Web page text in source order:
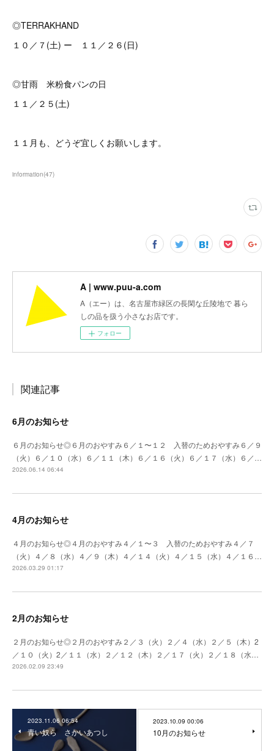
◎TERRAKHAND
１０／７(土) ー １１／２６(日)
◎甘雨 米粉食パンの日
１１／２５(土)
１１月も、どうぞ宜しくお願いします。
information(47)
A | www.puu-a.com
A（エー）は、名古屋市緑区の長閑な丘陵地で 暮ら
しの品を扱う小さなお店です。
フォロー
関連記事
6月のお知らせ
６月のお知らせ◎６月のおやすみ６／１〜１２ 入替のためおやすみ６／９
（火）６／１０（水）６／１１（木）６／１６（火）６／１７（水）６／…
2026.06.14 06:44
4月のお知らせ
４月のお知らせ◎４月のおやすみ４／１〜３ 入替のためおやすみ４／７
（火）４／８（水）４／９（木）４／１４（火）４／１５（水）４／１６…
2026.03.29 01:17
2月のお知らせ
２月のお知らせ◎２月のおやすみ２／３（火）２／４（水）２／５（木）2
／１０（火）2／１１（水）２／１２（木）２／１７（火）２／１８（水…
2026.02.09 23:49
2023.11.06 06:54
青い奴ら さかいあつし
2023.10.09 00:06
10月のお知らせ